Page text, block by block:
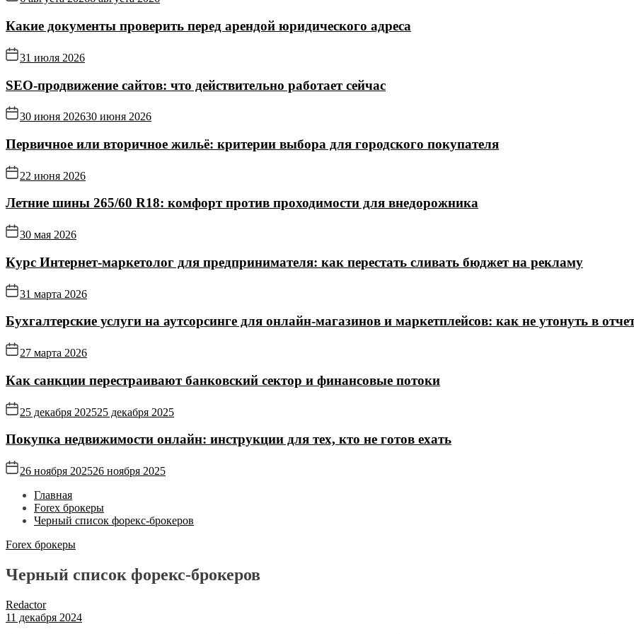
Какие документы проверить перед арендой юридического адреса
31 июля 2026
SEO-продвижение сайтов: что действительно работает сейчас
30 июня 202630 июня 2026
Первичное или вторичное жильё: критерии выбора для городского покупателя
22 июня 2026
Летние шины 265/60 R18: комфорт против проходимости для внедорожника
30 мая 2026
Курс Интернет‑маркетолог для предпринимателя: как перестать сливать бюджет на рекламу
31 марта 2026
Бухгалтерские услуги на аутсорсинге для онлайн‑магазинов и маркетплейсов: как не утонуть в
27 марта 2026
Как санкции перестраивают банковский сектор и финансовые потоки
25 декабря 202525 декабря 2025
Покупка недвижимости онлайн: инструкции для тех, кто не готов ехать
26 ноября 202526 ноября 2025
Главная
Forex брокеры
Черный список форекс-брокеров
Forex брокеры
Черный список форекс-брокеров
Redactor
11 декабря 2024